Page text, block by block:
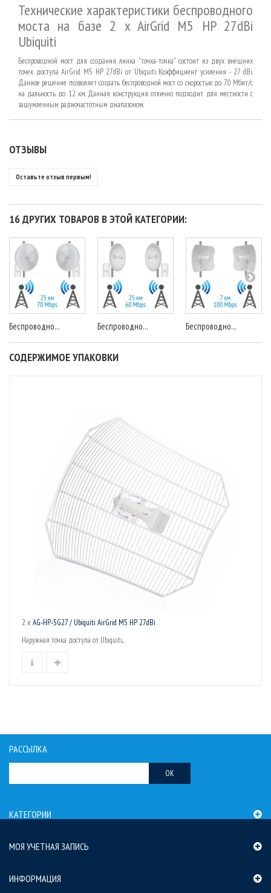
Технические характеристики беспроводного
моста на базе 2 x AirGrid M5 HP 27dBi
Ubiquiti
Беспроводной мост для создания линка "точка-точка" состоит из двух внешних
точек доступа AirGrid M5 HP 27dBi от Ubiquiti. Коэффициент усиления - 27 dBi.
Данное решение позволяет создать беспроводной мост со скоростью до 70 Мбит/с
на дальность до 12 км. Данная конструкция отлично подходит для местности с
зашумленным радиочастотным диапазоном.
ОТЗЫВЫ
Оставьте отзыв первым!
16 ДРУГИХ ТОВАРОВ В ЭТОЙ КАТЕГОРИИ:
Беспроводно... Беспроводно... Беспроводно...
СОДЕРЖИМОЕ УПАКОВКИ
2 xAG‑HP‑5G27 / Ubiquiti AirGrid M5 HP 27dBi
Наружная точка доступа от Ubiquiti...
РАССЫЛКА
OK
КАТЕГОРИИ
МОЯ УЧЕТНАЯ ЗАПИСЬ
ИНФОРМАЦИЯ